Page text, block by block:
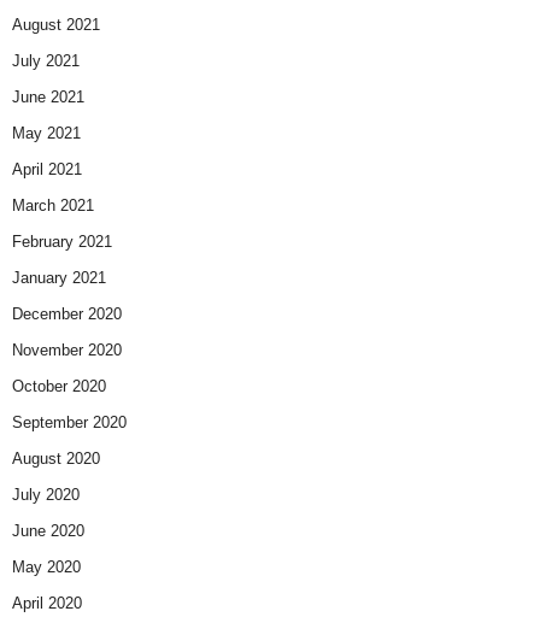
August 2021
July 2021
June 2021
May 2021
April 2021
March 2021
February 2021
January 2021
December 2020
November 2020
October 2020
September 2020
August 2020
July 2020
June 2020
May 2020
April 2020